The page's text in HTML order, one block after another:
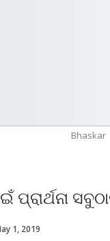
Bhaskar
1, 2019